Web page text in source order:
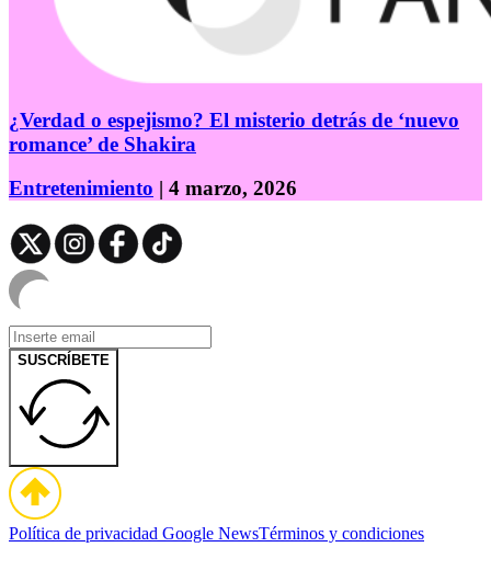
¿Verdad o espejismo? El misterio detrás de ‘nuevo
romance’ de Shakira
Entretenimiento | 4 marzo, 2026
SUSCRÍBETE
Política de privacidad Google NewsTérminos y condiciones